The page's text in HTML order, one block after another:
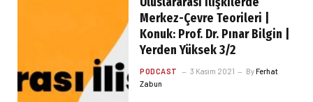
Merkez-Çevre Teorileri |
Konuk: Prof. Dr. Pınar Bilgin |
Yerden Yüksek 3/2
PODCAST 3 Kasım 2021 ByFerhat
Zabun